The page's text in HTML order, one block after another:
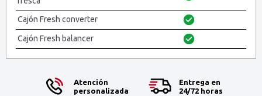
Cajón Fresh converter
Cajón Fresh balancer
Atención
personalizada
Entrega en
24/72 horas